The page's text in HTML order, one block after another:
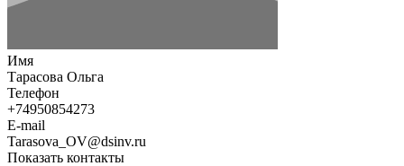
Имя
Тарасова Ольга
Телефон
+74950854273
E-mail
Tarasova_OV@dsinv.ru
Показать контакты